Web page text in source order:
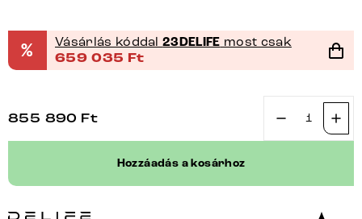
% Vásárlás kóddal23DELIFE most csak
659 035 Ft
855 890 Ft
Étkezőpad
285x190
Hozzáadás a kosárhoz